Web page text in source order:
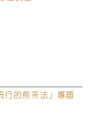
行的煎茶法」專題